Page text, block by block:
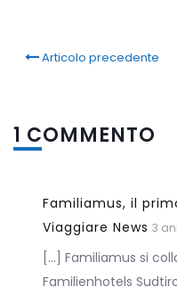
Articolo precedente
1 COMMENTO
Familiamus, il
Viaggiare News 3
[…] Familiamus si
Familienhotels